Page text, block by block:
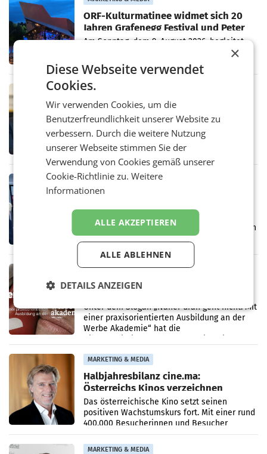
ORF-Kulturmatinee widmet sich 20
Jahren Grafenegg Festival und Peter
Simonischek
Am Sonntag, dem 9. August 2026, begleitet
Lillian Moschen das Publikum ab 9.05 Uhr
durch die ORF-„Kulturmatinee“. Die Sendung
startet mit der Dokumentation „20 Jahre
Grafenegg
MARKETING & MEDIA
APA-Comm-Ranking: Christian
Stocker mit höchster Medienpräsenz
im Juli
Das APA-Comm-Politik-Ranking untersucht
monatlich die Berichterstattung von zwölf
österreichischen Tageszeitungen und
analysiert, welche Politikerinnen und
Politiker Österreichs die
MARKETING & MEDIA
Prozess zu Warner-Übernahme erst
im März 2027
LOS ANGELES Die geplante Übernahme des
Hollywood-Urgesteins Warner Brothers durch
den Rivalen Paramount wird noch lange in
der Schwebe bleiben. Eine Richterin setzte
den Prozess zu
MARKETING & MEDIA
Werbe Akademie startet neue
Unter dem Slogan „Näher dran geht nicht. Mit
einer praxisorientierten Ausbildung an der
Werbe Akademie“ hat die
MARKETING & MEDIA
Halbjahresbilanz cine.ma:
Österreichs Kinos verzeichnen
400.000 Besucher mehr
Das österreichische Kino setzt seinen
positiven Wachstumskurs fort. Mit einer rund
400.000 Besucherinnen und Besucher
höheren Nettoreichweite im ersten Halbjahr
2026 gegenüber dem
MARKETING & MEDIA
×
Diese Webseite verwendet
Cookies.
Wir verwenden Cookies, um die
Benutzerfreundlichkeit unserer Website zu
verbessern. Durch die weitere Nutzung
unserer Webseite stimmen Sie der
Verwendung von Cookies gemäß unserer
Cookie-Richtlinie zu.Weitere
Informationen
ALLE AKZEPTIEREN
ALLE ABLEHNEN
DETAILS ANZEIGEN